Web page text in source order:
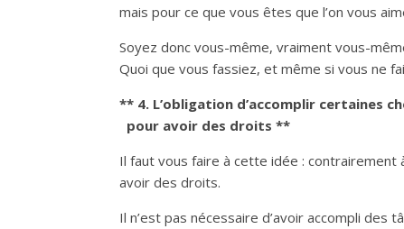
mais pour ce que vous êtes que l’on vous
Soyez donc vous-même, vraiment vous-
Quoi que vous fassiez, et même si vous ne
** 4. L’obligation d’accomplir certaines
pour avoir des droits **
Il faut vous faire à cette idée :
avoir des droits.
Il n’est pas nécessaire d’avoir accompli des